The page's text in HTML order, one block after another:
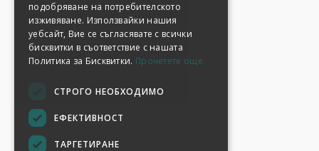
подобряване на потребителското
изживяване. Използвайки нашия
уебсайт, Вие се съгласявате с всички
бисквитки в съответствие с нашата
Политика за Бисквитки. Прочетете още
СТРОГО НЕОБХОДИМО
ЕФЕКТИВНОСТ
ТАРГЕТИРАНЕ